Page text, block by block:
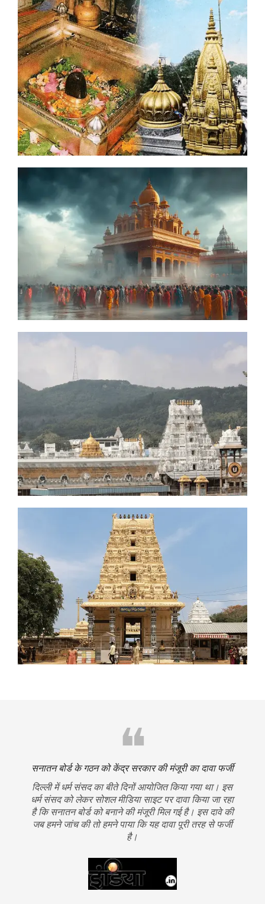
❝
सनातन बोर्ड के गठन को केंद्र सरकार की मंजूरी का दावा फर्जी
दिल्ली में धर्म संसद का बीते दिनों आयोजित किया गया था। इस
धर्म संसद को लेकर सोशल मीडिया साइट पर दावा किया जा रहा
है कि सनातन बोर्ड को बनाने की मंजूरी मिल गई है। इस दावे की
जब हमने जांच की तो हमने पाया कि यह दावा पूरी तरह से फर्जी
है।